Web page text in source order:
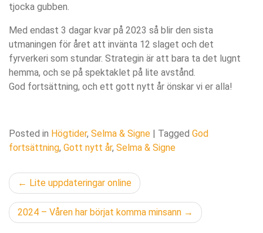
tjocka gubben.
Med endast 3 dagar kvar på 2023 så blir den sista
utmaningen för året att invänta 12 slaget och det
fyrverkeri som stundar. Strategin är att bara ta det lugnt
hemma, och se på spektaklet på lite avstånd.
God fortsättning, och ett gott nytt år önskar vi er alla!
Posted in Högtider, Selma & Signe | Tagged God
fortsättning, Gott nytt år, Selma & Signe
Inläggsnavigering
Lite uppdateringar online
2024 – Våren har börjat komma minsann